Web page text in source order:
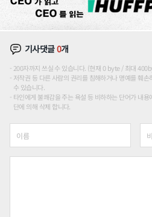
기사댓글0개
200자까지 쓰실 수 있습니다. (현재 0 byte / 최대
저작권 등 다른 사람의 권리를 침해하거나 명예를 훼
수 있습니다.
타인에게 불쾌감을 주는 욕설 등 비하하는 단어가 내
단에 의해 삭제 합니다.